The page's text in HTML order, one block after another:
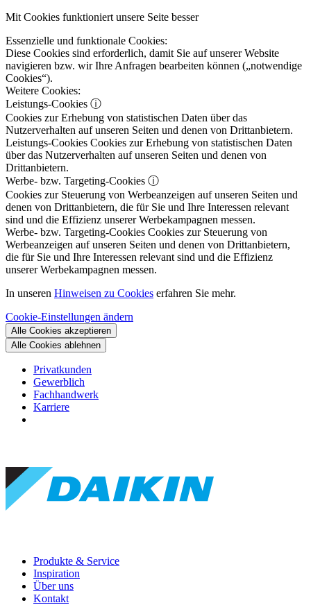
Mit Cookies funktioniert unsere Seite besser
Essenzielle und funktionale Cookies:
Diese Cookies sind erforderlich, damit Sie auf unserer Website
navigieren bzw. wir Ihre Anfragen bearbeiten können („notwendige
Cookies“).
Weitere Cookies:
Leistungs-Cookies ⓘ
Cookies zur Erhebung von statistischen Daten über das
Nutzerverhalten auf unseren Seiten und denen von Drittanbietern.
Leistungs-Cookies Cookies zur Erhebung von statistischen Daten
über das Nutzerverhalten auf unseren Seiten und denen von
Drittanbietern.
Werbe- bzw. Targeting-Cookies ⓘ
Cookies zur Steuerung von Werbeanzeigen auf unseren Seiten und
denen von Drittanbietern, die für Sie und Ihre Interessen relevant
sind und die Effizienz unserer Werbekampagnen messen.
Werbe- bzw. Targeting-Cookies Cookies zur Steuerung von
Werbeanzeigen auf unseren Seiten und denen von Drittanbietern,
die für Sie und Ihre Interessen relevant sind und die Effizienz
unserer Werbekampagnen messen.
In unseren Hinweisen zu Cookies erfahren Sie mehr.
Cookie-Einstellungen ändern
Alle Cookies akzeptieren
Alle Cookies ablehnen
Privatkunden
Gewerblich
Fachhandwerk
Karriere
Produkte & Service
Inspiration
Über uns
Kontakt